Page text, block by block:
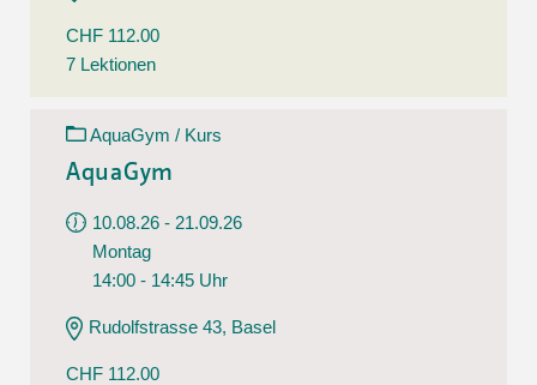
CHF 112.00
7 Lektionen
AquaGym / Kurs
AquaGym
10.08.26 - 21.09.26
Montag
14:00 - 14:45 Uhr
Rudolfstrasse 43, Basel
CHF 112.00